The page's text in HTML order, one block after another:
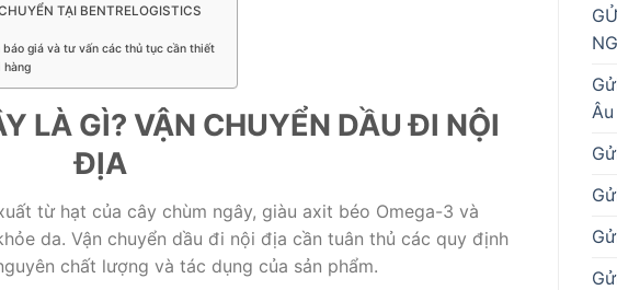
TẠI BENTRELOGISTICS
giá và tư vấn các thủ tục cần thiết
hàng
LÀ GÌ? VẬN CHUYỂN DẦU ĐI NỘI
ĐỊA
từ hạt của cây chùm ngây, giàu axit béo Omega-3 và
da. Vận chuyển dầu đi nội địa cần tuân thủ các quy định
chất lượng và tác dụng của sản phẩm.
Âu